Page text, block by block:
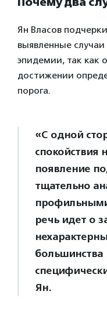
Ян Власов
выявленные
эпидемии, так как
достижении
порога.
«С одной
спокойствия
появление
тщательно
речь идет о
большинства
Ян.